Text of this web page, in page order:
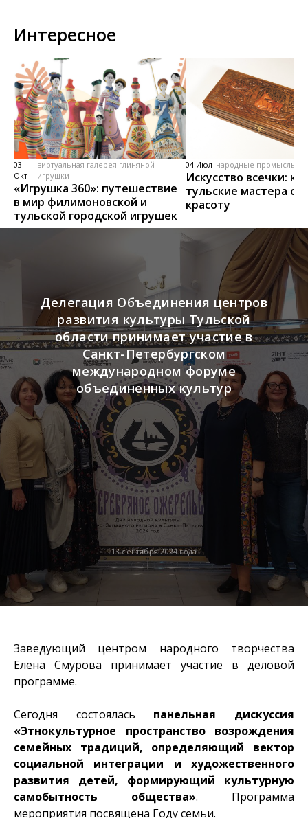
Интересное
03
Окт
виртуальная галерея глиняной
игрушки
«Игрушка 360»: путешествие
в мир филимоновской и
тульской городской игрушек
04 Июл народные промыслы,
Искусство всечки: как
тульские мастера
красоту
13 сентября 2024 года
Делегация Объединения центров
развития культуры Тульской
области принимает участие в
Санкт-Петербургском
международном форуме
объединенных культур
Заведующий центром народного творчества
Елена Смурова принимает участие в деловой
программе.
Сегодня состоялась панельная дискуссия
«Этнокультурное пространство возрождения
семейных традиций, определяющий вектор
социальной интеграции и художественного
развития детей, формирующий культурную
самобытность общества». Программа
мероприятия посвящена Году семьи.